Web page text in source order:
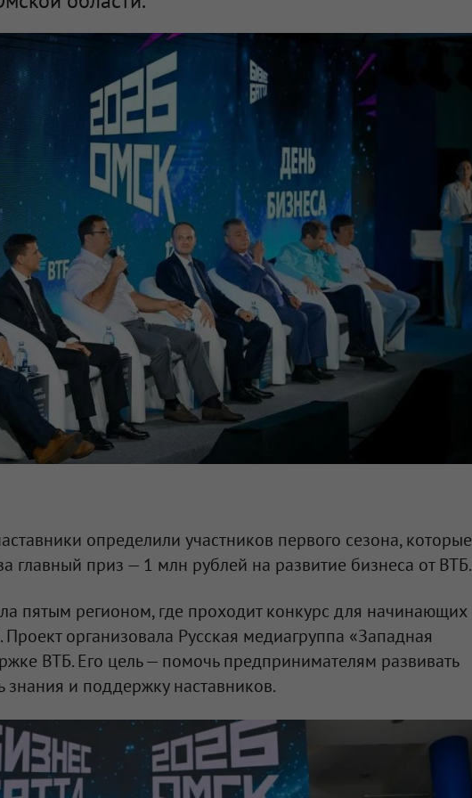
определили участников первого сезона, которые
главный приз — 1 млн рублей на развитие бизнеса от ВТБ.
пятым регионом, где проходит конкурс для начинающих
организовала Русская медиагруппа «Западная
ВТБ. Его цель — помочь предпринимателям развивать
знания и поддержку наставников.